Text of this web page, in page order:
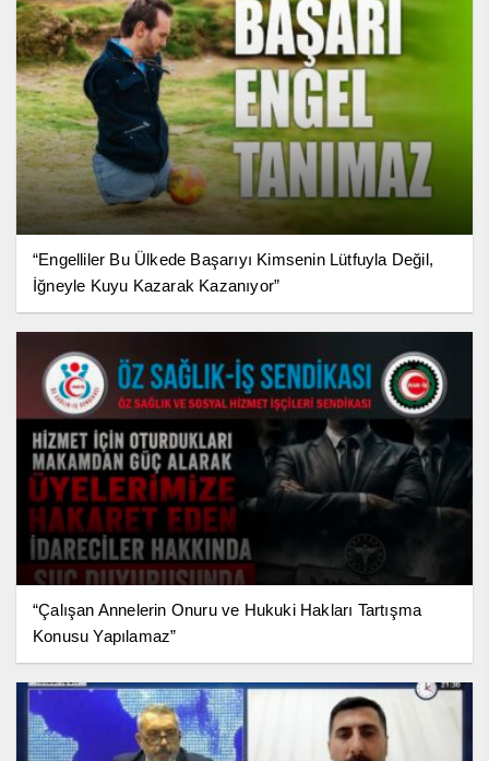
“Engelliler Bu Ülkede Başarıyı Kimsenin Lütfuyla Değil,
İğneyle Kuyu Kazarak Kazanıyor”
“Çalışan Annelerin Onuru ve Hukuki Hakları Tartışma
Konusu Yapılamaz”